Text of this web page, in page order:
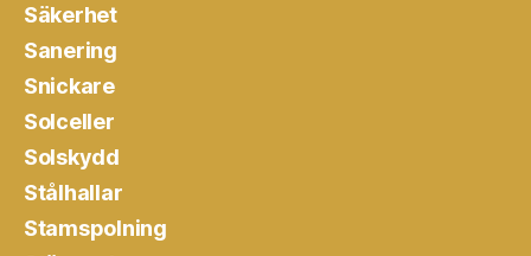
Säkerhet
Sanering
Snickare
Solceller
Solskydd
Stålhallar
Stamspolning